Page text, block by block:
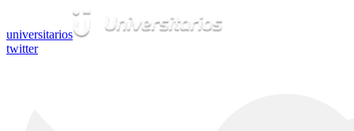
universitarios
twitter